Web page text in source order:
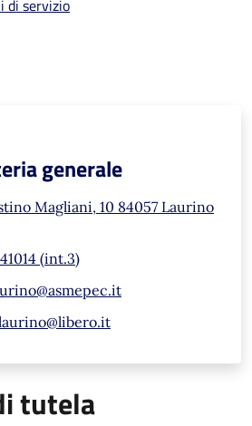
di servizio
generale
Magliani, 10 84057 Laurino
(int.3)
tutela